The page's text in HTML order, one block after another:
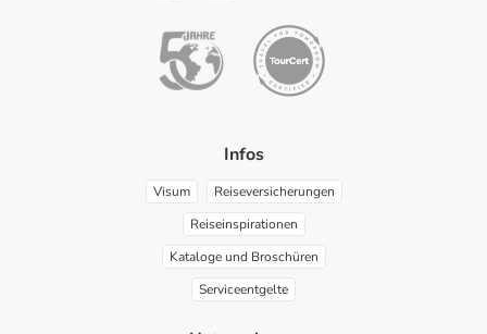
Infos
Visum
Reiseversicherungen
Reiseinspirationen
Kataloge und Broschüren
Serviceentgelte